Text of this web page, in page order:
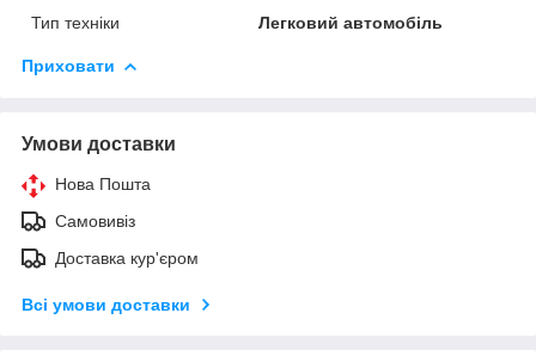
Тип техніки
Легковий автомобіль
Приховати
Умови доставки
Нова Пошта
Самовивіз
Доставка кур'єром
Всі умови доставки